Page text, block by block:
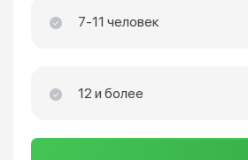
7-11 человек
12 и более